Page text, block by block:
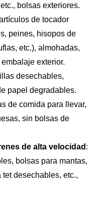
bolsas exteriores.
de tocador
peines, hisopos de
etc.), almohadas,
exterior.
desechables,
papel degradables.
de comida para llevar,
sin bolsas de
de alta velocidad :
bolsas para mantas,
desechables, etc.,